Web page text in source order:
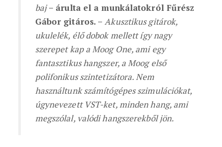
baj– árulta el a munkálatokról Fűrész
Gábor gitáros. – Akusztikus gitárok,
ukulelék, élő dobok mellett így nagy
szerepet kap a Moog One, ami egy
fantasztikus hangszer, a Moog első
polifonikus szintetizátora. Nem
használtunk számítógépes szimulációkat,
úgynevezett VST-ket, minden hang, ami
megszólal, valódi hangszerekből jön.